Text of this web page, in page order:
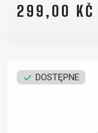
299,00 KČ
DOSTĘPNE